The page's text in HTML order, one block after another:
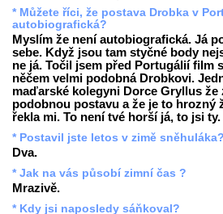
* Můžete říci, že postava Drobka v
autobiografická?
Myslím že není autobiografická. Já
sebe. Když jsou tam styčné body
ne já. Točil jsem před Portugálií film
něčem velmi podobná Drobkovi.
maďarské kolegyni Dorce Gryllus že
podobnou postavu a že je to hrozný
řekla mi. To není tvé horší já, to jsi ty.
* Postavil jste letos v zimě sněhuláka?
Dva.
* Jak na vás působí zimní čas ?
Mrazivě.
* Kdy jsi naposledy sáňkoval?